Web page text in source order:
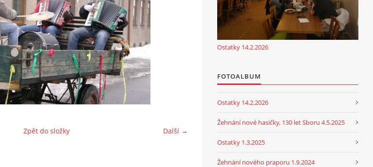
Další →
Zpět do složky
Ostatky 14.2.2026
FOTOALBUM
Ostatky 14.2.2026
Žehnání nové hasičky, 130 let Sboru 4.5.2025
Ostatky 1.3.2025
Žehnání nového praporu 1.9.2024